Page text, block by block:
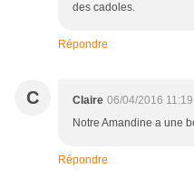
des cadoles.
Répondre
C Claire 06/04/2016 11:19
Notre Amandine a une
Répondre